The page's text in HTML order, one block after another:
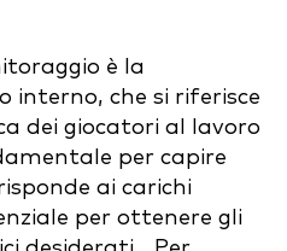
è la
interno, che si riferisce
dei giocatori al lavoro
per capire
ai carichi
per ottenere gli